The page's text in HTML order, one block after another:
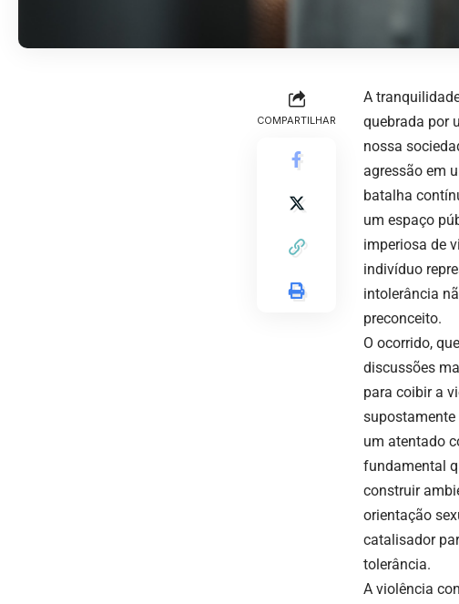
COMPARTILHAR
A
quebrada por
nossa
agressão em
batalha
um espaço
imperiosa de
indivíduo
intolerância
preconceito.
O ocorrido,
discussões
para coibir a
um atentado
fundamental
construir
orientação
catalisador
tolerância.
A violência